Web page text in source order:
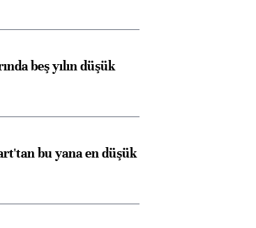
beş yılın düşük
bu yana en düşük